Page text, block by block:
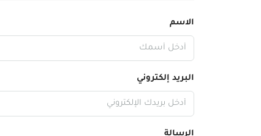
الاسم
البريد إلكتروني
الرسالة